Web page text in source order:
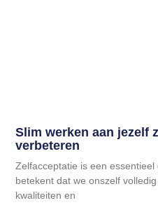
Slim werken aan jezelf
verbeteren
Zelfacceptatie is een
betekent dat we onszelf
kwaliteiten en